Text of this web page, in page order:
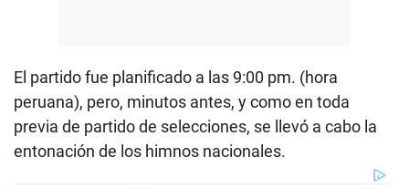
El partido fue planificado a las 9:00 pm. (hora
peruana), pero, minutos antes, y como en toda
previa de partido de selecciones, se llevó a cabo la
entonación de los himnos nacionales.